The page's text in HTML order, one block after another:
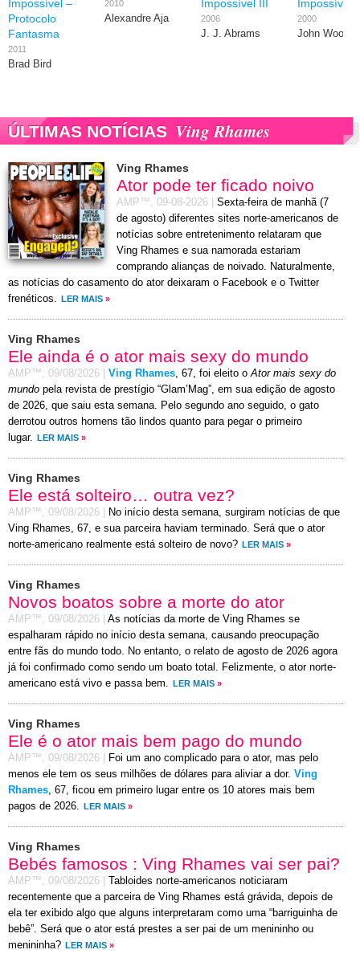
Impossível –
Protocolo
Fantasma
2011
Brad Bird
2010
Alexandre Aja
Impossível III
2006
J. J. Abrams
Impossível
2000
John Woo
ÚLTIMAS NOTÍCIAS Ving Rhames
Ving Rhames
Ator pode ter ficado noivo
AMP™, 09-08-2026
Sexta-feira de manhã (7
de agosto) diferentes sites norte-americanos de
notícias sobre entretenimento relataram que
Ving Rhames e sua namorada estariam
comprando alianças de noivado. Naturalmente,
as notícias do casamento do ator deixaram o Facebook e o Twitter
frenéticos.
LER MAIS »
Ving Rhames
Ele ainda é o ator mais sexy do mundo
AMP™, 09/08/2026 Ving Rhames, 67, foi eleito oAtor mais sexy do
mundo pela revista de prestígio “Glam’Mag”, em sua edição de agosto
de 2026, que saiu esta semana. Pelo segundo ano seguido, o gato
derrotou outros homens tão lindos quanto para pegar o primeiro
lugar.
LER MAIS »
Ving Rhames
Ele está solteiro… outra vez?
AMP™, 09/08/2026
No início desta semana, surgiram notícias de que
Ving Rhames, 67, e sua parceira haviam terminado. Será que o ator
norte-americano realmente está solteiro de novo? LER MAIS »
Ving Rhames
Novos boatos sobre a morte do ator
AMP™, 09/08/2026
As notícias da morte de Ving Rhames se
espalharam rápido no início desta semana, causando preocupação
entre fãs do mundo todo. No entanto, o relato de agosto de 2026 agora
já foi confirmado como sendo um boato total. Felizmente, o ator norte-
americano está vivo e passa bem.
LER MAIS »
Ving Rhames
Ele é o ator mais bem pago do mundo
AMP™, 09/08/2026
Foi um ano complicado para o ator, mas pelo
menos ele tem os seus milhões de dólares para aliviar a dor. Ving
Rhames, 67, ficou em primeiro lugar entre os 10 atores mais bem
pagos de 2026.
LER MAIS »
Ving Rhames
Bebés famosos : Ving Rhames vai ser pai?
AMP™, 09/08/2026
Tabloides norte-americanos noticiaram
recentemente que a parceira de Ving Rhames está grávida, depois de
ela ter exibido algo que alguns interpretaram como uma “barriguinha de
bebê”. Será que o ator está prestes a ser pai de um menininho ou
menininha? LER MAIS »